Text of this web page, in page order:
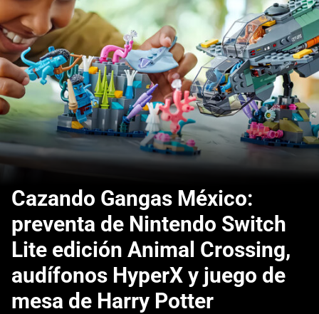
Cazando Gangas México:
preventa de Nintendo Switch
Lite edición Animal Crossing,
audífonos HyperX y juego de
mesa de Harry Potter